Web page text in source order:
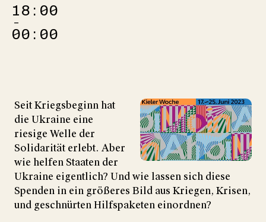
18:00
–
00:00
Seit Kriegsbeginn hat
die Ukraine eine
riesige Welle der
Solidarität erlebt. Aber
wie helfen Staaten der
Ukraine eigentlich? Und wie lassen sich diese
Spenden in ein größeres Bild aus Kriegen, Krisen,
und geschnürten Hilfspaketen einordnen?